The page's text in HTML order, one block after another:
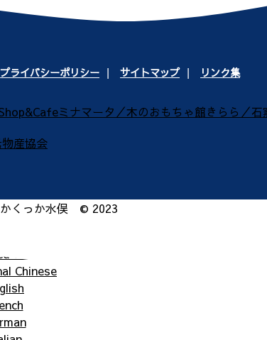
プライバシーポリシー サイトマップ リンク集
くっか水俣 © 2023